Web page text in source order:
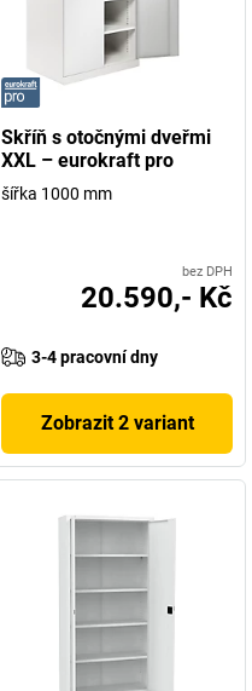
Skříň s otočnými dveřmi
XXL – eurokraft pro
šířka 1000 mm
bez DPH
20.590,- Kč
3-4 pracovní dny
Zobrazit 2 variant